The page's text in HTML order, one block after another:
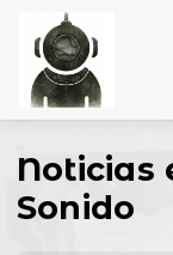
Noticias
Sonido